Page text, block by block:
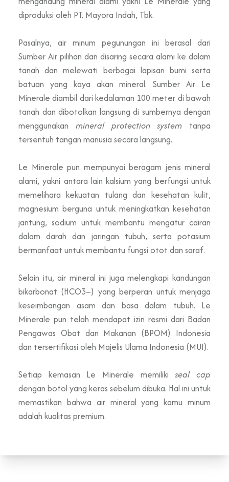
diproduksi oleh PT. Mayora Indah, Tbk.
Pasalnya, air minum pegunungan ini berasal dari
Sumber Air pilihan dan disaring secara alami ke dalam
tanah dan melewati berbagai lapisan bumi serta
batuan yang kaya akan mineral. Sumber Air Le
Minerale diambil dari kedalaman 100 meter di bawah
tanah dan dibotolkan langsung di sumbernya dengan
menggunakan mineral protection system tanpa
tersentuh tangan manusia secara langsung.
Le Minerale pun mempunyai beragam jenis mineral
alami, yakni antara lain kalsium yang berfungsi untuk
memelihara kekuatan tulang dan kesehatan kulit,
magnesium berguna untuk meningkatkan kesehatan
jantung, sodium untuk membantu mengatur cairan
dalam darah dan jaringan tubuh, serta potasium
bermanfaat untuk membantu fungsi otot dan saraf.
Selain itu, air mineral ini juga melengkapi kandungan
bikarbonat (HCO3–) yang berperan untuk menjaga
keseimbangan asam dan basa dalam tubuh. Le
Minerale pun telah mendapat izin resmi dari Badan
Pengawas Obat dan Makanan (BPOM) Indonesia
dan tersertifikasi oleh Majelis Ulama Indonesia (MUI).
Setiap kemasan Le Minerale memilikiseal cap
dengan botol yang keras sebelum dibuka. Hal ini untuk
memastikan bahwa air mineral yang kamu minum
adalah kualitas premium.